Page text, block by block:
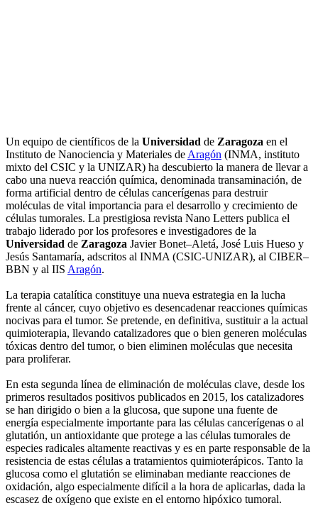
Un equipo de científicos de la Universidad de Zaragoza en el
Instituto de Nanociencia y Materiales de Aragón (INMA, instituto
mixto del CSIC y la UNIZAR) ha descubierto la manera de llevar a
cabo una nueva reacción química, denominada transaminación, de
forma artificial dentro de células cancerígenas para destruir
moléculas de vital importancia para el desarrollo y crecimiento de
células tumorales. La prestigiosa revista Nano Letters publica el
trabajo liderado por los profesores e investigadores de la
Universidad de Zaragoza Javier Bonet–Aletá, José Luis Hueso y
Jesús Santamaría, adscritos al INMA (CSIC-UNIZAR), al CIBER–
BBN y al IIS Aragón.
La terapia catalítica constituye una nueva estrategia en la lucha
frente al cáncer, cuyo objetivo es desencadenar reacciones químicas
nocivas para el tumor. Se pretende, en definitiva, sustituir a la actual
quimioterapia, llevando catalizadores que o bien generen moléculas
tóxicas dentro del tumor, o bien eliminen moléculas que necesita
para proliferar.
En esta segunda línea de eliminación de moléculas clave, desde los
primeros resultados positivos publicados en 2015, los catalizadores
se han dirigido o bien a la glucosa, que supone una fuente de
energía especialmente importante para las células cancerígenas o al
glutatión, un antioxidante que protege a las células tumorales de
especies radicales altamente reactivas y es en parte responsable de la
resistencia de estas células a tratamientos quimioterápicos. Tanto la
glucosa como el glutatión se eliminaban mediante reacciones de
oxidación, algo especialmente difícil a la hora de aplicarlas, dada la
escasez de oxígeno que existe en el entorno hipóxico tumoral.